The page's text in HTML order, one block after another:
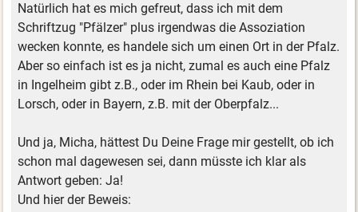
Natürlich hat es mich gefreut, dass ich mit dem
Schriftzug "Pfälzer" plus irgendwas die Assoziation
wecken konnte, es handele sich um einen Ort in der Pfalz.
Aber so einfach ist es ja nicht, zumal es auch eine Pfalz
in Ingelheim gibt z.B., oder im Rhein bei Kaub, oder in
Lorsch, oder in Bayern, z.B. mit der Oberpfalz...
Und ja, Micha, hättest Du Deine Frage mir gestellt, ob ich
schon mal dagewesen sei, dann müsste ich klar als
Antwort geben: Ja!
Und hier der Beweis: